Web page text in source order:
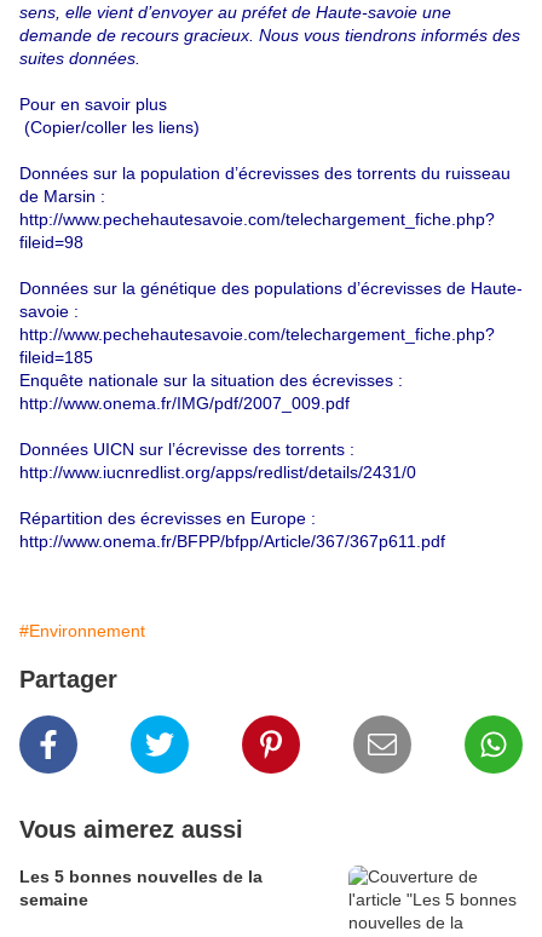
sens, elle vient d’envoyer au préfet de Haute-savoie une
demande de recours gracieux. Nous vous tiendrons informés des
suites données.
Pour en savoir plus
(Copier/coller les liens)
Données sur la population d’écrevisses des torrents du ruisseau
de Marsin :
http://www.pechehautesavoie.com/telechargement_fiche.php?
fileid=98
Données sur la génétique des populations d’écrevisses de Haute-
savoie :
http://www.pechehautesavoie.com/telechargement_fiche.php?
fileid=185
Enquête nationale sur la situation des écrevisses :
http://www.onema.fr/IMG/pdf/2007_009.pdf
Données UICN sur l’écrevisse des torrents :
http://www.iucnredlist.org/apps/redlist/details/2431/0
Répartition des écrevisses en Europe :
http://www.onema.fr/BFPP/bfpp/Article/367/367p611.pdf
#Environnement
Partager
Vous aimerez aussi
Les 5 bonnes nouvelles de la
semaine